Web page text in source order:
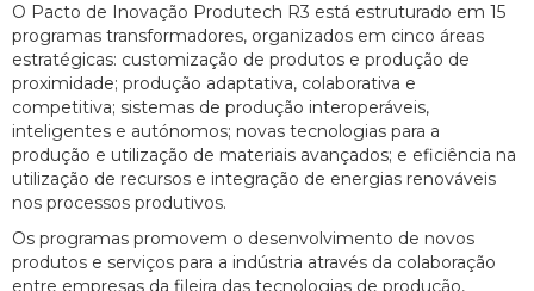
O Pacto de Inovação Produtech R3 está estruturado em 15
programas transformadores, organizados em cinco áreas
estratégicas: customização de produtos e produção de
proximidade; produção adaptativa, colaborativa e
competitiva; sistemas de produção interoperáveis,
inteligentes e autónomos; novas tecnologias para a
produção e utilização de materiais avançados; e eficiência na
utilização de recursos e integração de energias renováveis
nos processos produtivos.
Os programas promovem o desenvolvimento de novos
produtos e serviços para a indústria através da colaboração
entre empresas da fileira das tecnologias de produção,